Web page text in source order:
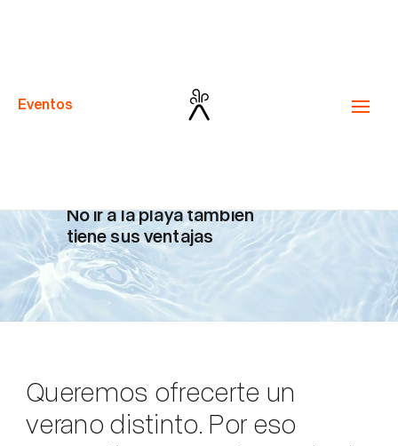
EventosProdigioso
No ir a la playa también
tiene sus ventajas
Queremos ofrecerte un
verano distinto. Por eso